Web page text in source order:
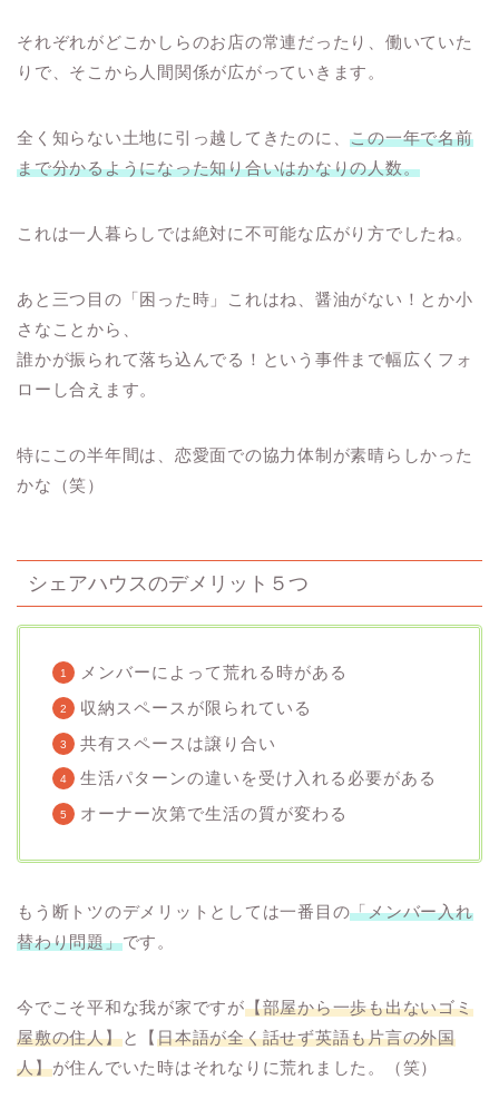
それぞれがどこかしらのお店の常連だったり、働いていた
りで、そこから人間関係が広がっていきます。
全く知らない土地に引っ越してきたのに、この一年で名前
まで分かるようになった知り合いはかなりの人数。
これは一人暮らしでは絶対に不可能な広がり方でしたね。
あと三つ目の「困った時」これはね、醤油がない！とか小
さなことから、
誰かが振られて落ち込んでる！という事件まで幅広くフォ
ローし合えます。
特にこの半年間は、恋愛面での協力体制が素晴らしかった
かな（笑）
シェアハウスのデメリット５つ
メンバーによって荒れる時がある
収納スペースが限られている
共有スペースは譲り合い
生活パターンの違いを受け入れる必要がある
オーナー次第で生活の質が変わる
もう断トツのデメリットとしては一番目の「メンバー入れ
替わり問題」です。
今でこそ平和な我が家ですが【部屋から一歩も出ないゴミ
屋敷の住人】と【日本語が全く話せず英語も片言の外国
人】が住んでいた時はそれなりに荒れました。（笑）